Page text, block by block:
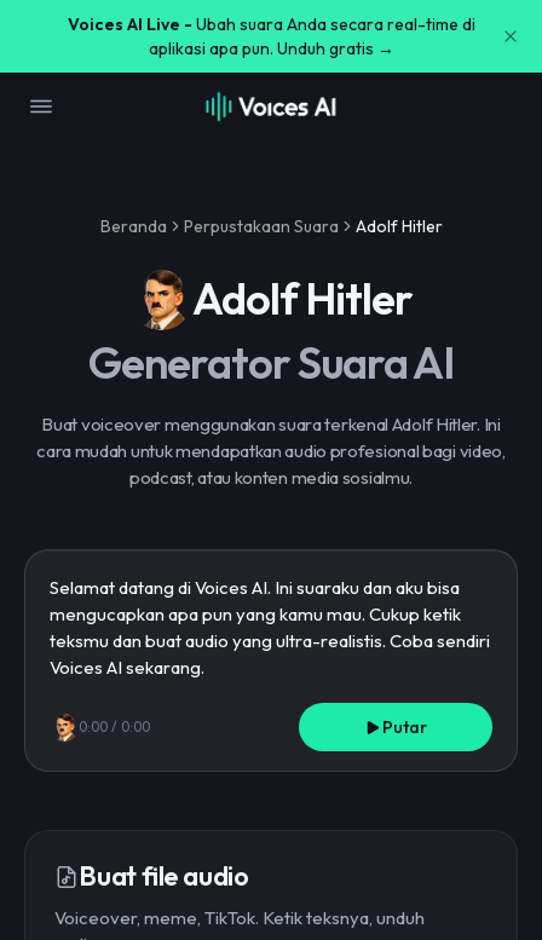
Voices AI Live - Ubah suara Anda secara real-time di
aplikasi apa pun. Unduh gratis →
Beranda Perpustakaan Suara Adolf Hitler
Adolf Hitler
Generator Suara AI
Buat voiceover menggunakan suara terkenal Adolf Hitler. Ini
cara mudah untuk mendapatkan audio profesional bagi video,
podcast, atau konten media sosialmu.
0:00 / 0:00 Putar
Buat file audio
Voiceover, meme, TikTok. Ketik teksnya, unduh